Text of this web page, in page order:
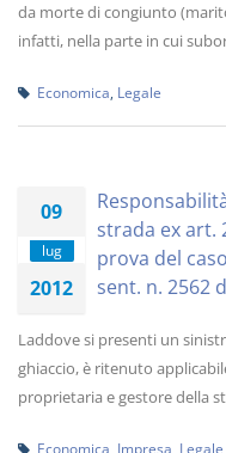
da morte di congiunto
infatti, nella parte in cui
Economica Legale
09
lug
2012
strada ex art.
prova del
sent. n. 2562
Laddove si presenti un
ghiaccio, è ritenuto
proprietaria e gestore della
Economica Impresa Legale